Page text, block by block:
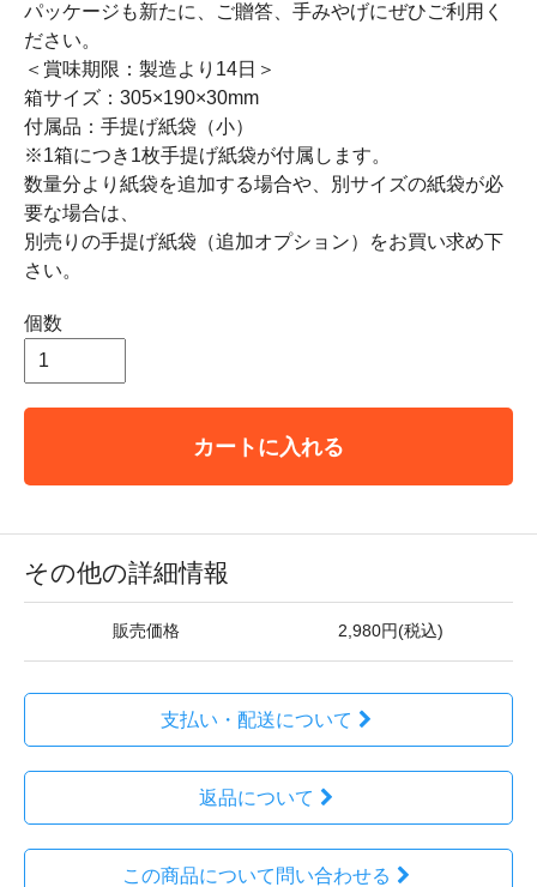
パッケージも新たに、ご贈答、手みやげにぜひご利用く
ださい。
＜賞味期限：製造より14日＞
箱サイズ：305×190×30mm
付属品：手提げ紙袋（小）
※1箱につき1枚手提げ紙袋が付属します。
数量分より紙袋を追加する場合や、別サイズの紙袋が必
要な場合は、
別売りの手提げ紙袋（追加オプション）をお買い求め下
さい。
個数
カートに入れる
その他の詳細情報
販売価格 2,980円(税込)
支払い・配送について
返品について
この商品について問い合わせる